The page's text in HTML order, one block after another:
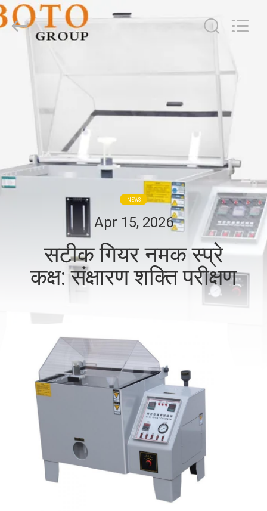
बारे
में
गुणवत्ता
उद्धरण
2026
BOTO
GROUP
LTD.
NEWS
Apr 15, 2026
सटीक गियर नमक स्प्रे
कक्ष: संक्षारण शक्ति परीक्षण